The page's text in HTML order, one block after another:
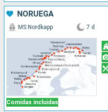
NORUEGA
Comidas incluidas
MS Nordkapp 7 d